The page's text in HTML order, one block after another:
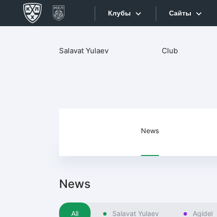
Клубы
Конференция «Запад»
Торпедо
Сайты
Salavat Yulaev Club
News
News
All Salavat Yulaev Agidel